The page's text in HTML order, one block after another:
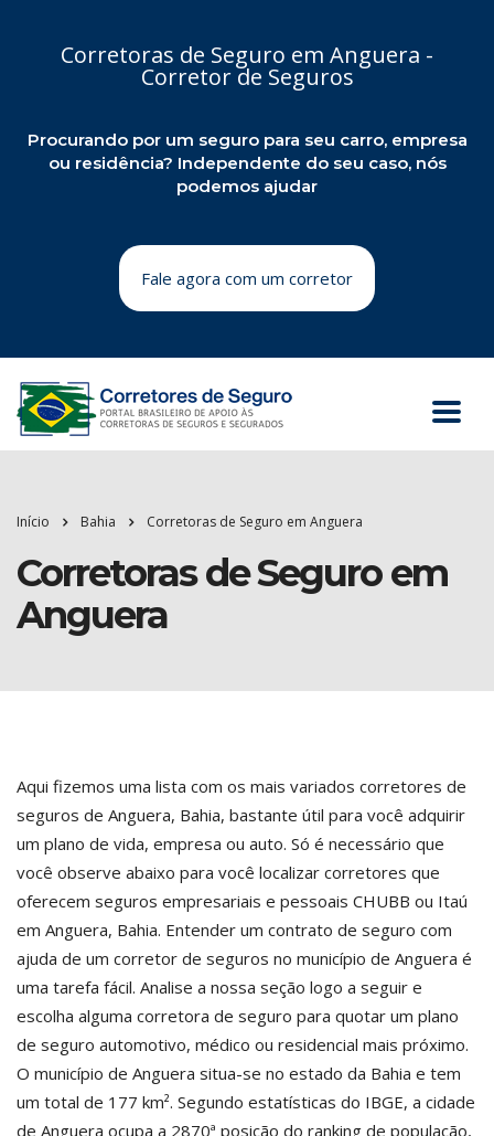
Corretoras de Seguro em Anguera -
Corretor de Seguros
Procurando por um seguro para seu carro, empresa
ou residência? Independente do seu caso, nós
podemos ajudar
Fale agora com um corretor
Início Bahia Corretoras de Seguro em Anguera
Corretoras de Seguro em
Anguera
Aqui fizemos uma lista com os mais variados corretores de
seguros de Anguera, Bahia, bastante útil para você adquirir
um plano de vida, empresa ou auto. Só é necessário que
você observe abaixo para você localizar corretores que
oferecem seguros empresariais e pessoais CHUBB ou Itaú
em Anguera, Bahia. Entender um contrato de seguro com
ajuda de um corretor de seguros no município de Anguera é
uma tarefa fácil. Analise a nossa seção logo a seguir e
escolha alguma corretora de seguro para quotar um plano
de seguro automotivo, médico ou residencial mais próximo.
O município de Anguera situa-se no estado da Bahia e tem
um total de 177 km². Segundo estatísticas do IBGE, a cidade
de Anguera ocupa a 2870ª posição do ranking de população,